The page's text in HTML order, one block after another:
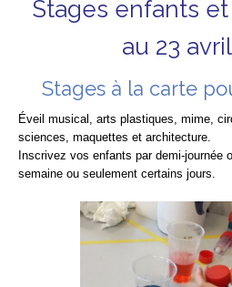
Stages enfants
au 23
Stages à la carte
Éveil musical, arts plastiques, mime,
sciences, maquettes et architecture.
Inscrivez vos enfants par demi-journée
semaine ou seulement certains jours.